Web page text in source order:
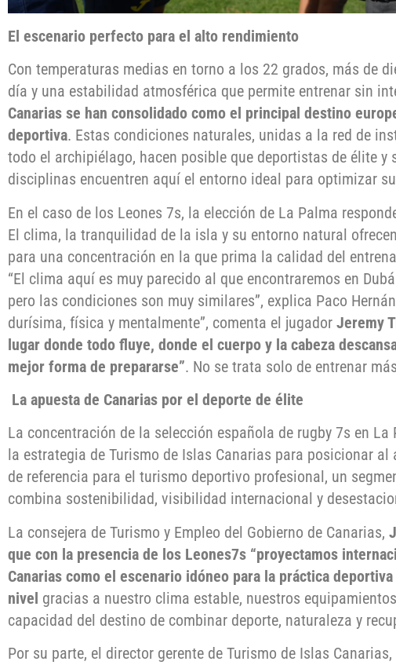
El escenario perfecto para el alto rendimiento
Con temperaturas medias en torno a los 22 grados, más de
día y una estabilidad atmosférica que permite entrenar sin
Canarias se han consolidado como el principal destino
deportiva. Estas condiciones naturales, unidas a la red de
todo el archipiélago, hacen posible que deportistas de élite y
disciplinas encuentren aquí el entorno ideal para optimizar
En el caso de los Leones 7s, la elección de La Palma
El clima, la tranquilidad de la isla y su entorno natural
para una concentración en la que prima la calidad del
“El clima aquí es muy parecido al que encontraremos en
pero las condiciones son muy similares”, explica Paco
durísima, física y mentalmente”, comenta el jugador Jeremy
lugar donde todo fluye, donde el cuerpo y la cabeza
mejor forma de prepararse”. No se trata solo de entrenar
La apuesta de Canarias por el deporte de élite
La concentración de la selección española de rugby 7s en La
la estrategia de Turismo de Islas Canarias para posicionar
de referencia para el turismo deportivo profesional, un
combina sostenibilidad, visibilidad internacional y
La consejera de Turismo y Empleo del Gobierno de Canarias,
que con la presencia de los Leones7s “proyectamos
Canarias como el escenario idóneo para la práctica
nivel gracias a nuestro clima estable, nuestros
capacidad del destino de combinar deporte, naturaleza y
Por su parte, el director gerente de Turismo de Islas Canarias,